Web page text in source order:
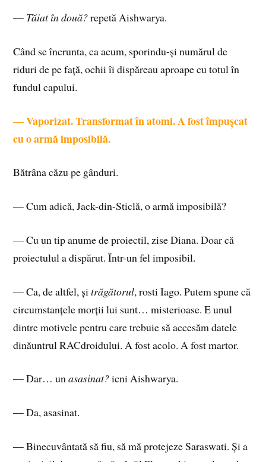
— Tăiat în două?repetă Aishwarya.
Când se încrunta, ca acum, sporindu-și numărul de
riduri de pe față, ochii îi dispăreau aproape cu totul în
fundul capului.
— Vaporizat. Transformat în atomi. A fost împușcat
cu o armă imposibilă.
Bătrâna căzu pe gânduri.
— Cum adică, Jack-din-Sticlă, o armă imposibilă?
— Cu un tip anume de proiectil, zise Diana. Doar că
proiectulul a dispărut. Într-un fel imposibil.
— Ca, de altfel, șitrăgătorul, rosti Iago. Putem spune că
circumstanțele morții lui sunt… misterioase. E unul
dintre motivele pentru care trebuie să accesăm datele
dinăuntrul RACdroidului. A fost acolo. A fost martor.
— Dar… unasasinat?icni Aishwarya.
— Da, asasinat.
— Binecuvântată să fiu, să mă protejeze Saraswati. Și a